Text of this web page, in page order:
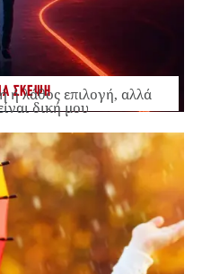
ΣΚΕΨΗ
ή λάθος επιλογή, αλλά
δική μου